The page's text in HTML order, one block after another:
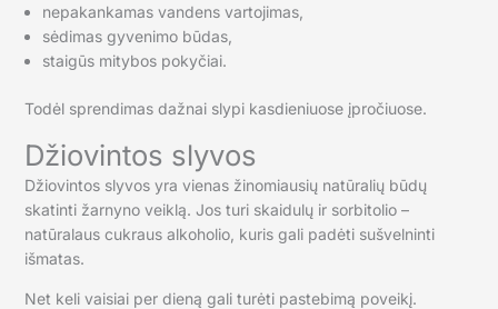
nepakankamas vandens vartojimas,
sėdimas gyvenimo būdas,
staigūs mitybos pokyčiai.
Todėl sprendimas dažnai slypi kasdieniuose įpročiuose.
Džiovintos slyvos
Džiovintos slyvos yra vienas žinomiausių natūralių būdų
skatinti žarnyno veiklą. Jos turi skaidulų ir sorbitolio –
natūralaus cukraus alkoholio, kuris gali padėti sušvelninti
išmatas.
Net keli vaisiai per dieną gali turėti pastebimą poveikį.